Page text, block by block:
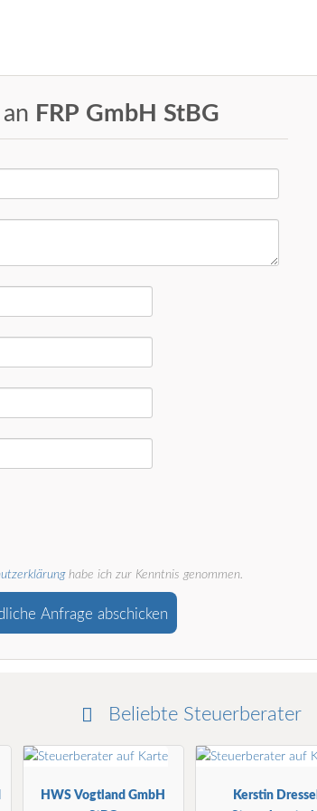
FRP GmbH StBG
habe ich zur Kenntnis genommen.
Anfrage abschicken
Beliebte Steuerberater
HWS Vogtland GmbH
Kerstin Dressel